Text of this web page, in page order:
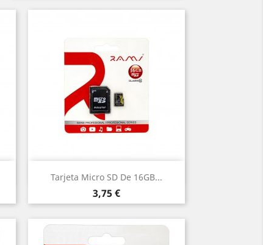
Tarjeta Micro SD De 16GB...
Precio
3,75 €
Vista rápida